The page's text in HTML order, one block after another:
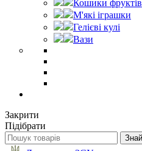
Кошики фруктів
М'які іграшки
Гелієві кулі
Вази
Закрити
Підібрати